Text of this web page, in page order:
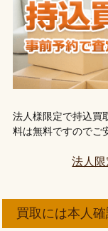
法人様限定で持込買
料は無料ですのでご
法人
買取には本人